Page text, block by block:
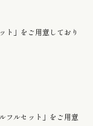
ト」をご用意しており
フルセット」をご用意